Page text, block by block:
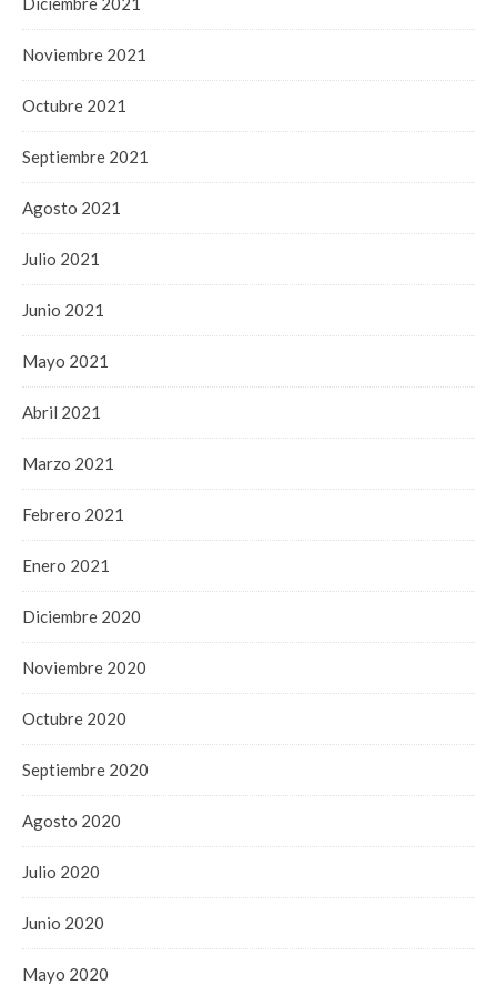
Noviembre 2021
Octubre 2021
Septiembre 2021
Agosto 2021
Julio 2021
Junio 2021
Mayo 2021
Abril 2021
Marzo 2021
Febrero 2021
Enero 2021
Diciembre 2020
Noviembre 2020
Octubre 2020
Septiembre 2020
Agosto 2020
Julio 2020
Junio 2020
Mayo 2020